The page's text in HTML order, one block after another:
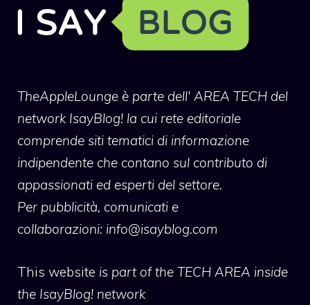
TheAppleLounge è parte dell' AREA TECH del
network IsayBlog! la cui rete editoriale
comprende siti tematici di informazione
indipendente che contano sul contributo di
appassionati ed esperti del settore.
Per pubblicità, comunicati e
collaborazioni: info@isayblog.com
This website is part of the TECH AREA inside
the IsayBlog! network